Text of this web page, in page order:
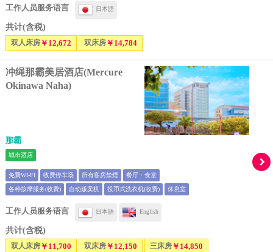
工作人员服务语言 日本語
共计(含税)
双人床房￥12,672 双床房￥14,784
冲绳那霸美居酒店(Mercure
Okinawa Naha)
那霸
城市酒店
免費WI-FI 收费停车场 所有客房禁煙 餐厅・食堂
各种按摩服务(收费) 自动贩卖机 投币式洗衣机(收费) 休息室
工作人员服务语言 日本語 English
共计(含税)
双人床房￥11,700 双床房￥12,150 三床房￥14,850